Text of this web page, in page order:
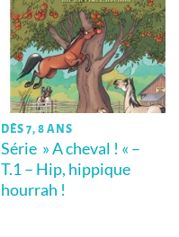
DÈS 7, 8 ANS
Série » A cheval ! « –
T.1 – Hip, hippique
hourrah !